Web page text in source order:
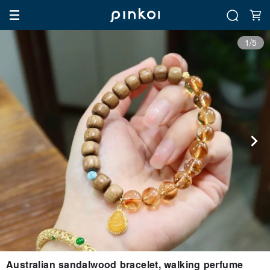
1/5
Australian sandalwood bracelet, walking perfume